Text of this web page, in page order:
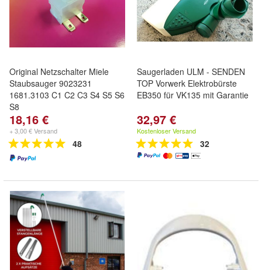
Original Netzschalter Miele
Staubsauger 9023231
1681.3103 C1 C2 C3 S4 S5 S6
S8
18,16 €
+ 3,00 € Versand
48
Saugerladen ULM - SENDEN
TOP Vorwerk Elektrobürste
EB350 für VK135 mit Garantie
32,97 €
Kostenloser Versand
32